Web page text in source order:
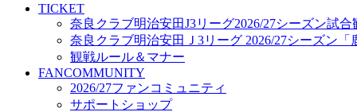
ジュニアユース
ユース
練習拠点（ナラディーア）
SCHOOL
CLUB
2026/27 パートナー企業
パートナー募集
TICKET
奈良クラブ明治安田J3リーグ2026/27シーズン試合
奈良クラブ明治安田Ｊ3リーグ 2026/27シーズン「
観戦ルール＆マナー
FANCOMMUNITY
2026/27ファンコミュニティ
サポートショップ